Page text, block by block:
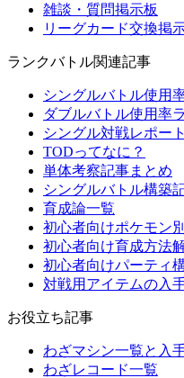
雑談・質問掲示板
リーグカード交換掲
ランクバトル関連記事
シングルバトル使用
ダブルバトル使用率
シングル対戦レポー
TODってなに？
単体考察記事まとめ
シングルバトル構築
育成論一覧
初心者向けポケモン
初心者向け育成方法
初心者向けパーティ
対戦用アイテムの入
お役立ち記事
わざマシン一覧と入
わざレコード一覧